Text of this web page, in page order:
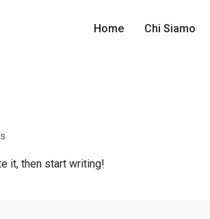
Home Chi Siamo
it, then start writing!